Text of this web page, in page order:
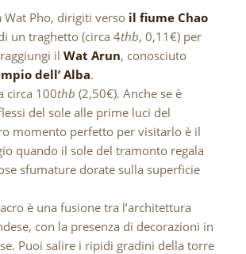
Wat Pho, dirigiti verso il fiume Chao
un traghetto (circa 4thb, 0,11€) per
il Wat Arun, conosciuto
dell’ Alba.
circa 100thb (2,50€). Anche se è
del sole alle prime luci del
momento perfetto per visitarlo è il
quando il sole del tramonto regala
sfumature dorate sulla superficie
è una fusione tra l’architettura
con la presenza di decorazioni in
Puoi salire i ripidi gradini della torre